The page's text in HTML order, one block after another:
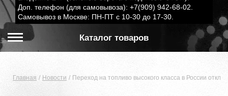
Доп. телефон (для самовывоза): +7(909) 942-68-02.
Самовывоз в Москве: ПН-ПТ с 10-30 до 17-30.
Каталог товаров
Главная Новости Переход на топливо высокого класса в России